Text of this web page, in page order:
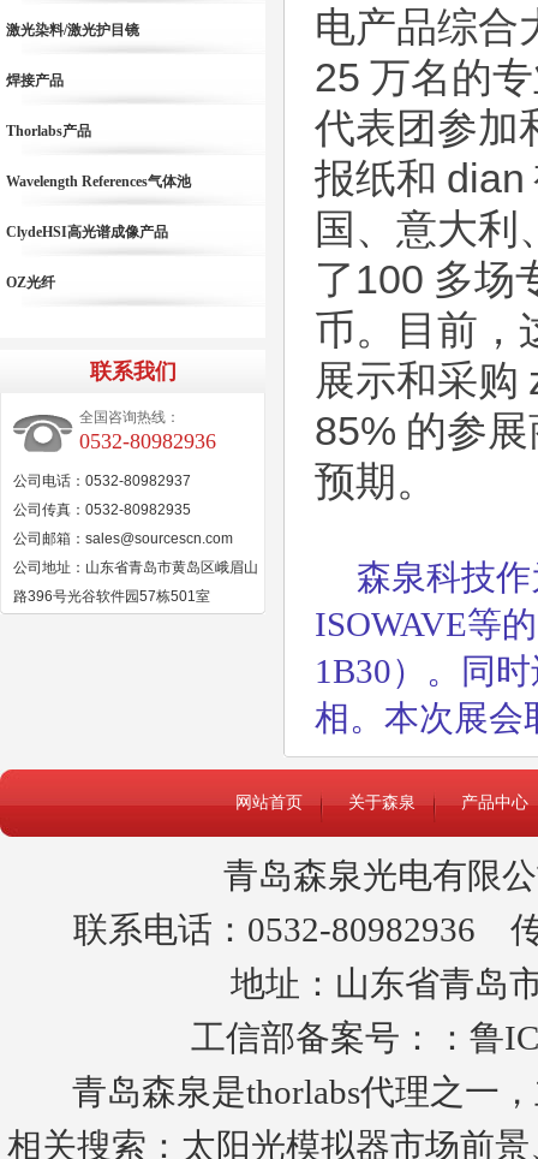
电产品综合
25 万名的
代表团参加
报纸和 dian
国、意大利
了100 多场
币。目前，
展示和采购
85% 的参
预期。
森泉科技作
ISOWAVE等
1B30） 。同
相。本次展会
激光染料/激光护目镜
焊接产品
Thorlabs产品
Wavelength References气体池
ClydeHSI高光谱成像产品
OZ光纤
联系我们
全国咨询热线：
0532-80982936
公司电话：0532-80982937
公司传真：0532-80982935
公司邮箱：sales@sourcescn.com
公司地址：山东省青岛市黄岛区峨眉山
路396号光谷软件园57栋501室
网站首页 关于森泉 产品中心
青岛森泉光电有限
联系电话：0532-80982936
地址：山东省青岛
工信部备案号：： 鲁
青岛森泉是thorlabs代理之一
相关搜索： 太阳光模拟器市场前景